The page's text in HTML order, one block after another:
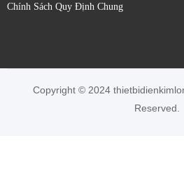
Chính Sách Quy Định Chung
Copyright © 2024
Reserved.